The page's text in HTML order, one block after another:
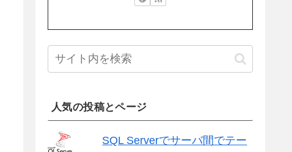
人気の投稿とページ
SQL Serverでサーバ間でテー